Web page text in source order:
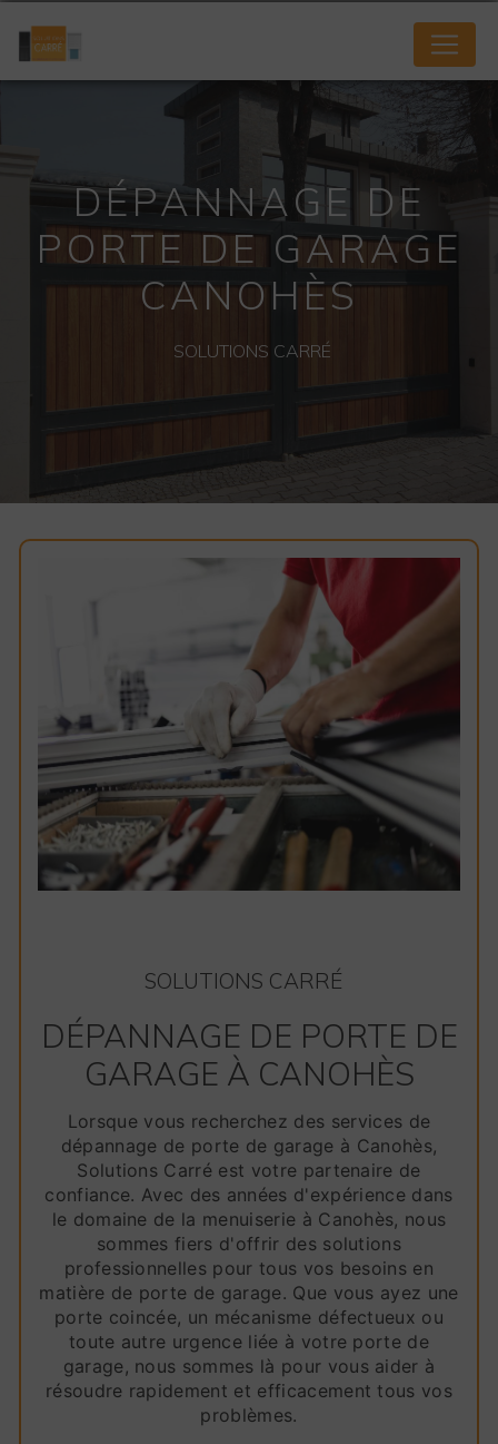
DÉPANNAGE DE
PORTE DE GARAGE
CANOHÈS
SOLUTIONS CARRÉ
SOLUTIONS CARRÉ
DÉPANNAGE DE PORTE DE
GARAGE À CANOHÈS
Lorsque vous recherchez des services de
dépannage de porte de garage à Canohès,
Solutions Carré est votre partenaire de
confiance. Avec des années d'expérience dans
le domaine de la menuiserie à Canohès, nous
sommes fiers d'offrir des solutions
professionnelles pour tous vos besoins en
matière de porte de garage. Que vous ayez une
porte coincée, un mécanisme défectueux ou
toute autre urgence liée à votre porte de
garage, nous sommes là pour vous aider à
résoudre rapidement et efficacement tous vos
problèmes.